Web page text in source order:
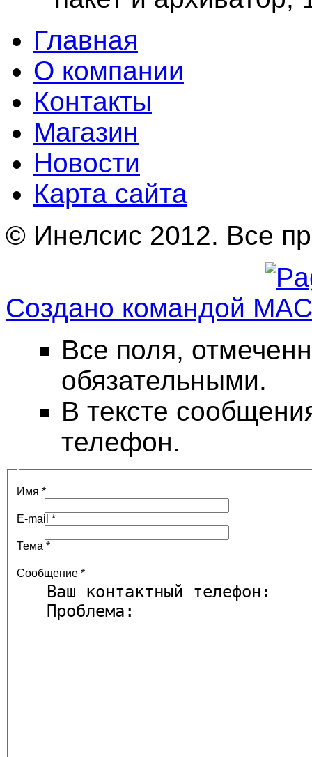
Главная
О компании
Контакты
Магазин
Новости
Карта сайта
© Инелсис 2012. Все
Создано командой
Все поля,
обязательными.
В тексте
телефон.
Имя *
E-mail *
Тема *
Сообщение *